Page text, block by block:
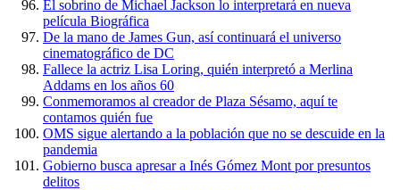
El sobrino de Michael Jackson lo interpretará en nueva
película Biográfica
De la mano de James Gun, así continuará el universo
cinematográfico de DC
Fallece la actriz Lisa Loring, quién interpretó a Merlina
Addams en los años 60
Conmemoramos al creador de Plaza Sésamo, aquí te
contamos quién fue
OMS sigue alertando a la población que no se descuide en la
pandemia
Gobierno busca apresar a Inés Gómez Mont por presuntos
delitos